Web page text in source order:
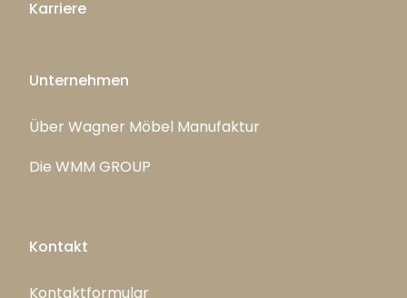
Karriere
Unternehmen
Über Wagner Möbel Manufaktur
Die WMM GROUP
Kontakt
Kontaktformular